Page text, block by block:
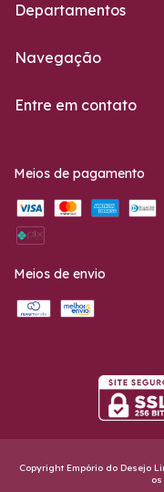
Departamentos
Navegação
Entre em contato
Meios de pagamento
Meios de envio
Copyright Empório do Desejo